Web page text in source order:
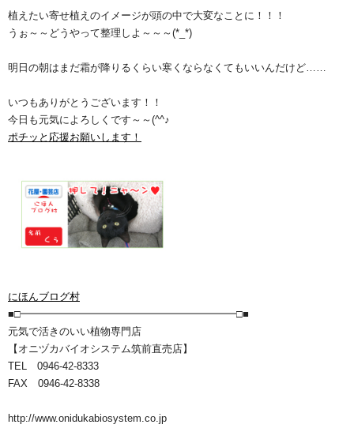
植えたい寄せ植えのイメージが頭の中で大変なことに！！！
うぉ～～どうやって整理しよ～～～(*_*)
明日の朝はまだ霜が降りるくらい寒くならなくてもいいんだけど……
いつもありがとうございます！！
今日も元気によろしくです～～(^^♪
ポチッと応援お願いします！
にほんブログ村
■□━━━━━━━━━━━━━━━━━━━━━□■
元気で活きのいい植物専門店
【オニヅカバイオシステム筑前直売店】
TEL 0946-42-8333
FAX 0946-42-8338
http://www.onidukabiosystem.co.jp